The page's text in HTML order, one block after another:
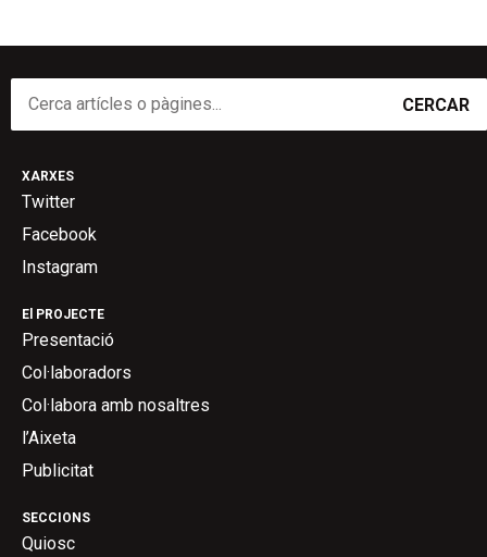
CERCAR
SECCIONS
Quiosc
El PROJECTE
Presentació
Col·laboradors
Col·labora amb nosaltres
l’Aixeta
Publicitat
XARXES
Twitter
Facebook
Instagram